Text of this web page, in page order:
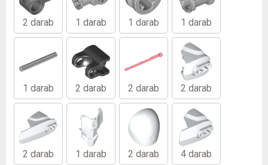
2 darab 1 darab 1 darab 1 darab
1 darab 2 darab 2 darab 2 darab
2 darab 1 darab 2 darab 4 darab